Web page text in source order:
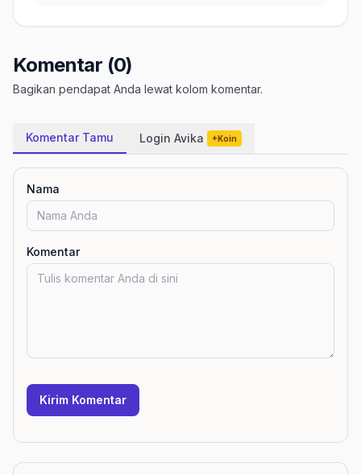
Komentar (0)
Bagikan pendapat Anda lewat kolom komentar.
Komentar Tamu Login Avika +Koin
Nama
Komentar
Kirim Komentar